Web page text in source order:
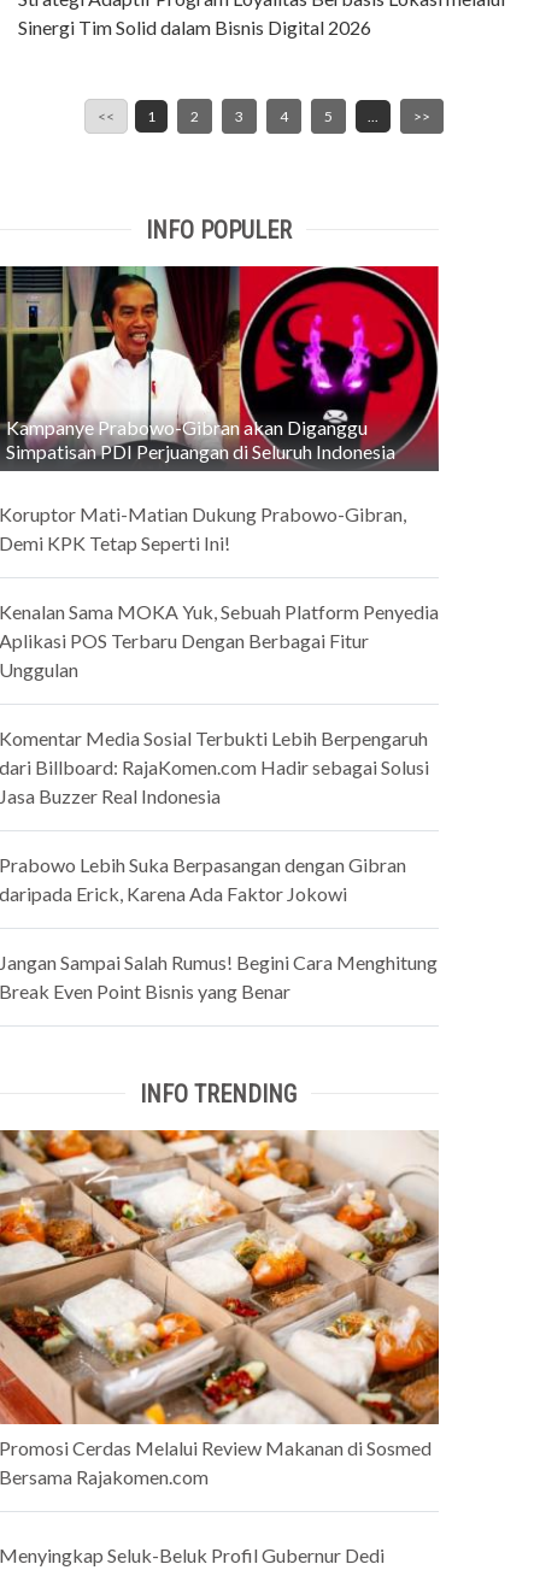
Sinergi Tim Solid dalam Bisnis Digital 2026
<< 1 2 3 4 5 ... >>
INFO POPULER
Kampanye Prabowo-Gibran akan Diganggu
Simpatisan PDI Perjuangan di Seluruh Indonesia
Mati-Matian Dukung Prabowo-Gibran,
KPK Tetap Seperti Ini!
Sama MOKA Yuk, Sebuah Platform Penyedia
POS Terbaru Dengan Berbagai Fitur
Media Sosial Terbukti Lebih Berpengaruh
Billboard: RajaKomen.com Hadir sebagai Solusi
Buzzer Real Indonesia
Lebih Suka Berpasangan dengan Gibran
Erick, Karena Ada Faktor Jokowi
Sampai Salah Rumus! Begini Cara Menghitung
Even Point Bisnis yang Benar
INFO TRENDING
Cerdas Melalui Review Makanan di Sosmed
Rajakomen.com
Seluk-Beluk Profil Gubernur Dedi